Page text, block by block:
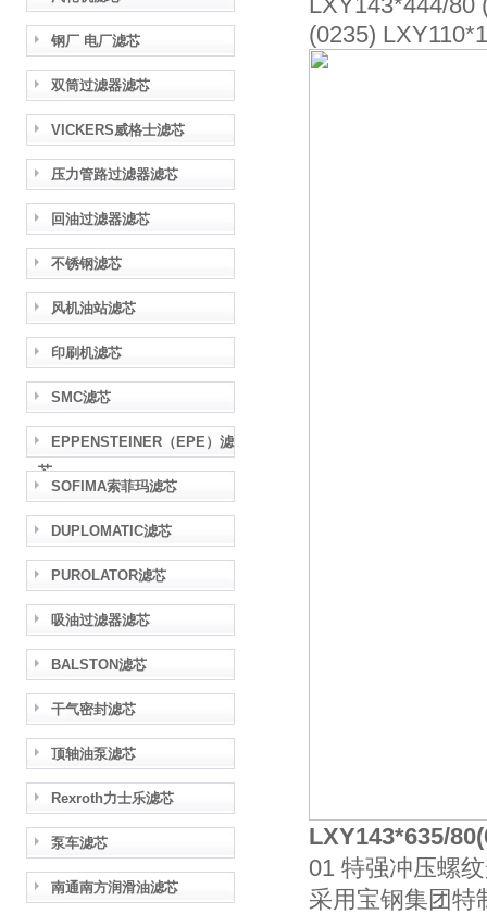
钢厂 电厂滤芯
双筒过滤器滤芯
VICKERS威格士滤芯
压力管路过滤器滤芯
回油过滤器滤芯
不锈钢滤芯
风机油站滤芯
印刷机滤芯
SMC滤芯
EPPENSTEINER（EPE）滤
芯
SOFIMA索菲玛滤芯
DUPLOMATIC滤芯
PUROLATOR滤芯
吸油过滤器滤芯
BALSTON滤芯
干气密封滤芯
顶轴油泵滤芯
Rexroth力士乐滤芯
泵车滤芯
南通南方润滑油滤芯
(0235)
LXY143*635/
01 特强冲压螺
采用宝钢集团特